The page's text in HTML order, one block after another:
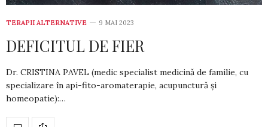
TERAPII ALTERNATIVE 9 MAI 2023
DEFICITUL DE FIER
Dr. CRISTINA PAVEL (medic specialist medicină de familie, cu
specializare în api-fito-aromaterapie, acupunctură și
homeopatie):…